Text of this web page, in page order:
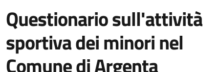
Questionario sull'attività
sportiva dei minori nel
Comune di Argenta